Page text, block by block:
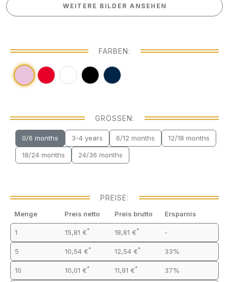
WEITERE BILDER ANSEHEN
WEITERE BILDER ANSEHEN
FARBEN:
GRÖSSEN:
0/6 months 3-4 years 6/12 months 12/18 months
18/24 months 24/36 months
PREISE:
Menge Preis netto Preis brutto Ersparnis
1 15,81 €* 18,81 €* -
5 10,54 €* 12,54 €* 33%
10 10,01 €* 11,91 €* 37%